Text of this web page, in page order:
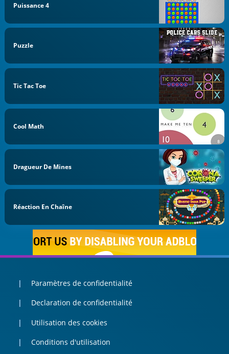
Puissance 4
Puzzle
Tic Tac Toe
Cool Math
Dragueur De Mines
Réaction En Chaîne
Paramètres de confidentialité
Declaration de confidentialité
Utilisation des cookies
Conditions d'utilisation